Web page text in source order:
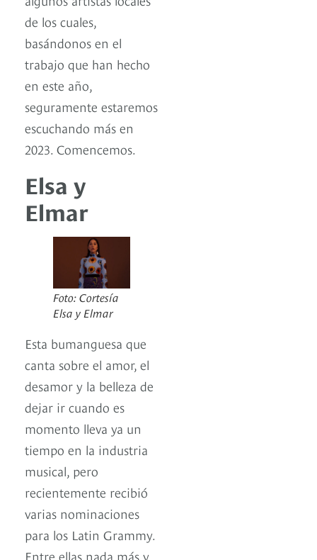
de los cuales,
basándonos en el
trabajo que han hecho
en este año,
seguramente estaremos
escuchando más en
2023. Comencemos.
Elsa y
Elmar
Foto: Cortesía
Elsa y Elmar
Esta bumanguesa que
canta sobre el amor, el
desamor y la belleza de
dejar ir cuando es
momento lleva ya un
tiempo en la industria
musical, pero
recientemente recibió
varias nominaciones
para los Latin Grammy.
Entre ellas nada más y